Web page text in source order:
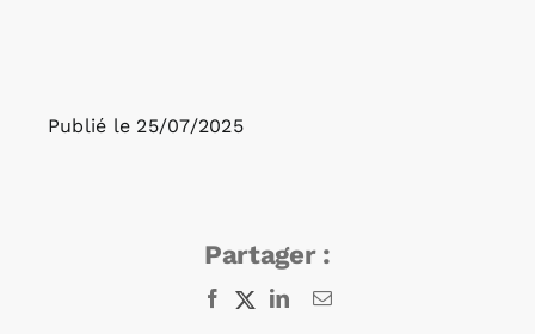
Rechercher:
Publié le 25/07/2025
Partager :
Facebook
X LinkedInEmail